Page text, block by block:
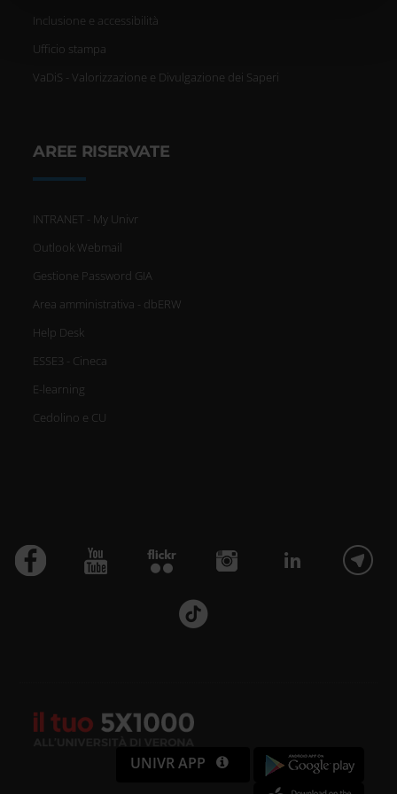
pubblicità e social media, i quali potrebbero combinarle
con altre informazioni che hai fornito loro o che hanno
Inclusione e accessibilità
Ufficio stampa
VaDiS - Valorizzazione e Divulgazione dei Saperi
AREE RISERVATE
INTRANET - My Univr
Outlook Webmail
Gestione Password GIA
Area amministrativa - dbERW
Help Desk
ESSE3 - Cineca
E-learning
Cedolino e CU
UNIVR APP